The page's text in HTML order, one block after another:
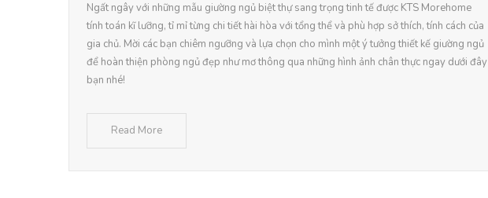
Ngất ngây với những mẫu giường ngủ biệt thự sang trọng tinh tế được KTS Morehome
tính toán kĩ lưỡng, tỉ mỉ từng chi tiết hài hòa với tổng thể và phù hợp sở thích, tính cách của
gia chủ. Mời các bạn chiêm ngưỡng và lựa chọn cho mình một ý tưởng thiết kế giường ngủ
để hoàn thiện phòng ngủ đẹp như mơ thông qua những hình ảnh chân thực ngay dưới đây
bạn nhé!
Read More